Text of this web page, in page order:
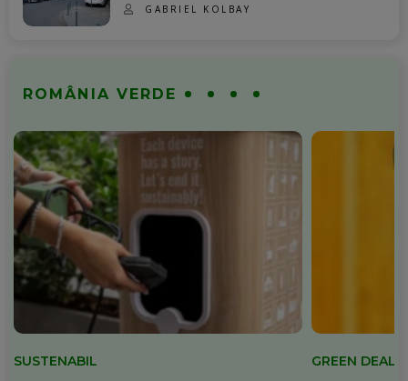
GABRIEL KOLBAY
ROMÂNIA VERDE
SUSTENABIL GREEN DEAL